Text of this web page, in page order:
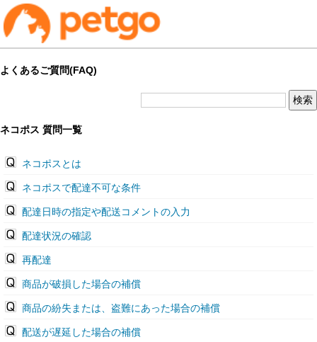
よくあるご質問(FAQ)
ネコポス 質問一覧
ネコポスとは
ネコポスで配達不可な条件
配達日時の指定や配送コメントの入力
配達状況の確認
再配達
商品が破損した場合の補償
商品の紛失または、盗難にあった場合の補償
配送が遅延した場合の補償